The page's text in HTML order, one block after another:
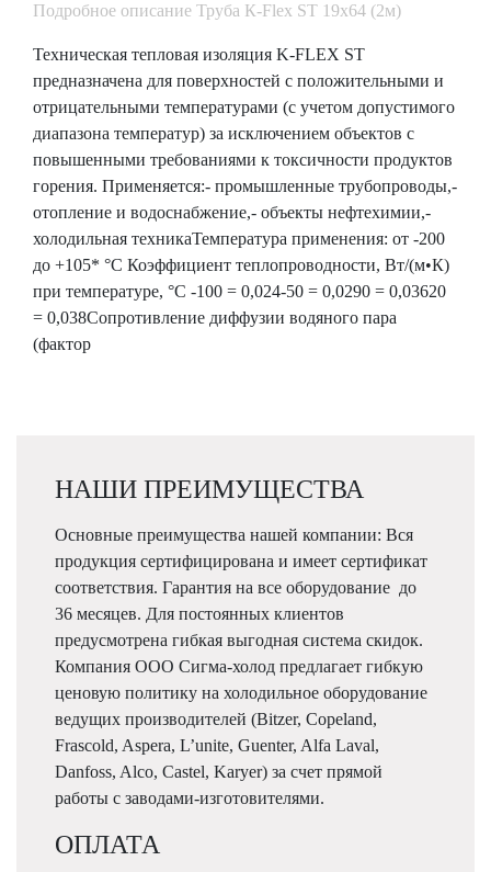
Подробное описание Труба К-Flex ST 19х64 (2м)
Техническая тепловая изоляция K-FLEX ST
предназначена для поверхностей с положительными и
отрицательными температурами (с учетом допустимого
диапазона температур) за исключением объектов с
повышенными требованиями к токсичности продуктов
горения. Применяется:- промышленные трубопроводы,-
отопление и водоснабжение,- объекты нефтехимии,-
холодильная техникаТемпература применения: от -200
до +105* °C Коэффициент теплопроводности, Вт/(м•К)
при температуре, °C -100 = 0,024-50 = 0,0290 = 0,03620
= 0,038Сопротивление диффузии водяного пара
(фактор
НАШИ ПРЕИМУЩЕСТВА
Основные преимущества нашей компании: Вся
продукция сертифицирована и имеет сертификат
соответствия. Гарантия на все оборудование до
36 месяцев. Для постоянных клиентов
предусмотрена гибкая выгодная система скидок.
Компания ООО Сигма-холод предлагает гибкую
ценовую политику на холодильное оборудование
ведущих производителей (Bitzer, Copeland,
Frascold, Aspera, L’unite, Guenter, Alfa Laval,
Danfoss, Alco, Castel, Karyer) за счет прямой
работы с заводами-изготовителями.
ОПЛАТА